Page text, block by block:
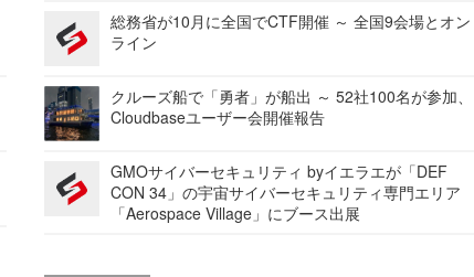
総務省が10月に全国でCTF開催 ～ 全国9会場とオン
ライン
クルーズ船で「勇者」が船出 ～ 52社100名が参加、
Cloudbaseユーザー会開催報告
GMOサイバーセキュリティ byイエラエが「DEF
CON 34」の宇宙サイバーセキュリティ専門エリア
「Aerospace Village」にブース出展